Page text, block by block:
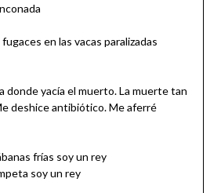
en las vacas paralizadas
donde yacía el muerto. La muerte tan
deshice antibiótico. Me aferré
frías soy un rey
soy un rey